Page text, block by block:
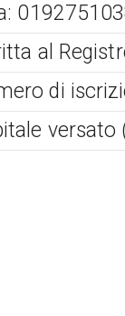
al
di